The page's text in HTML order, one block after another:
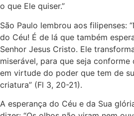
o que Ele quiser.”
São Paulo lembrou aos filipenses:
do Céu! É de lá que também
Senhor Jesus Cristo. Ele
miserável, para que seja
em virtude do poder que tem de
criatura” (Fl 3, 20-21).
A esperança do Céu e da Sua